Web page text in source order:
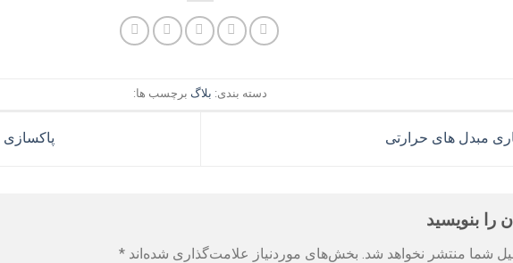
دسته بندی: بلاگ برچسب ها:
مبدل های حرارتی
را بنویسید
شما منتشر نخواهد شد. بخش‌های موردنیاز علامت‌گذاری شده‌اند *